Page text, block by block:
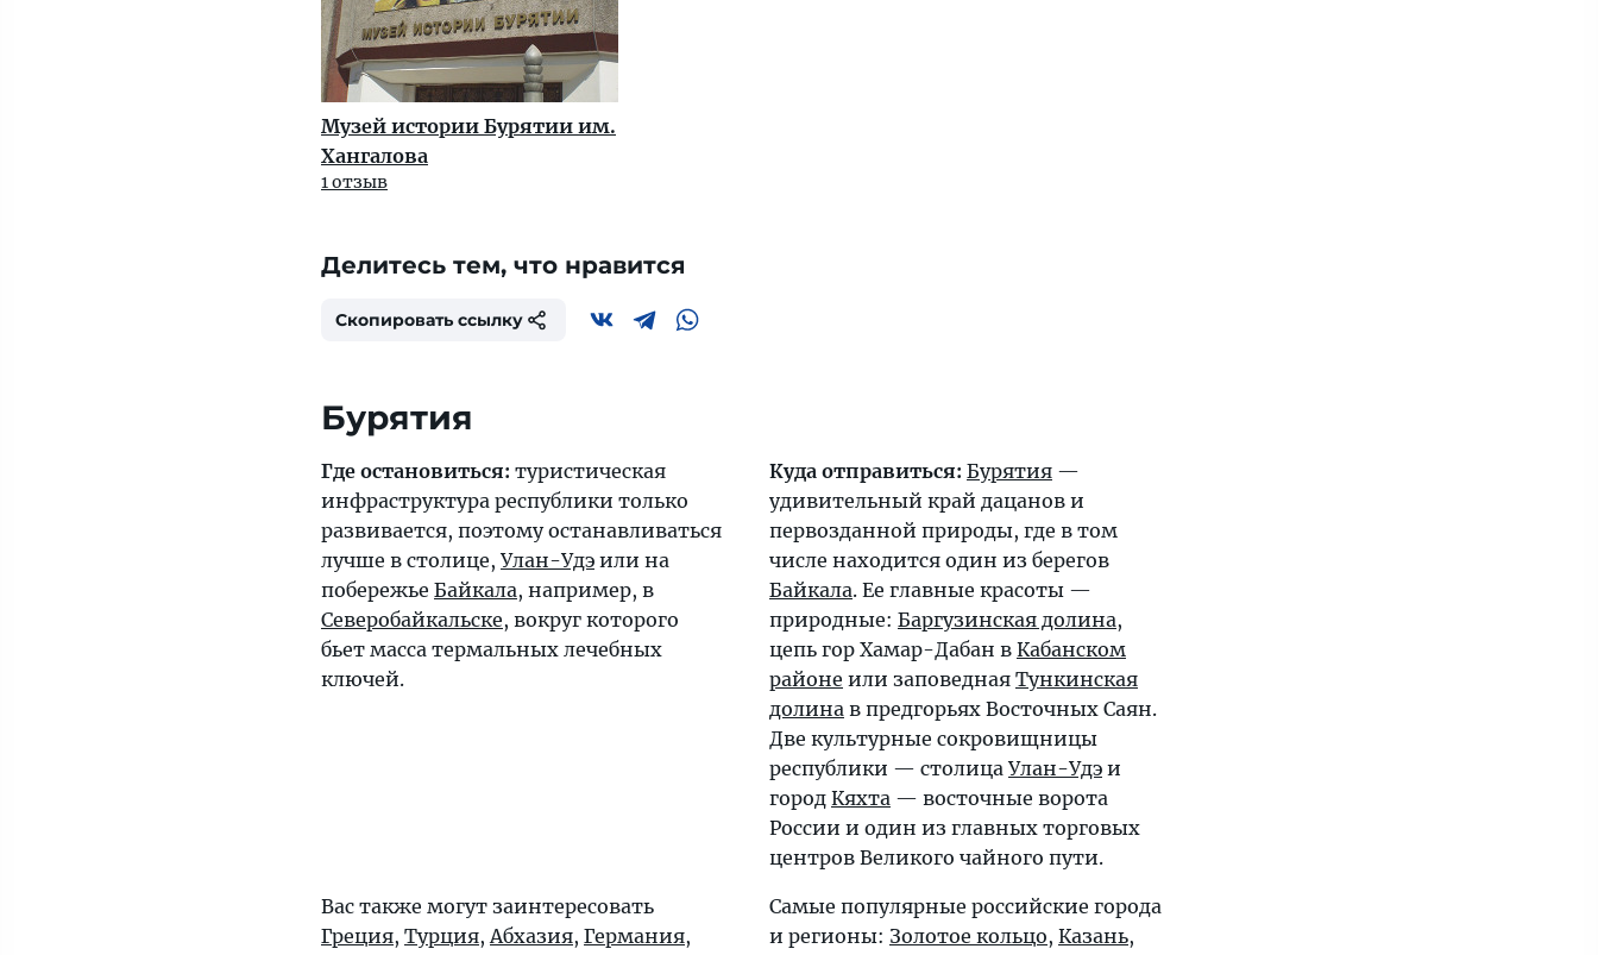
Музей истории Бурятии им.
Хангалова
1 отзыв
Делитесь тем, что нравится
Скопировать ссылку
Бурятия
Где остановиться: туристическая
инфраструктура республики только
развивается, поэтому останавливаться
лучше в столице, Улан-Удэ или на
побережье Байкала, например, в
Северобайкальске, вокруг которого
бьет масса термальных лечебных
ключей.
Куда отправиться: Бурятия —
удивительный край дацанов и
первозданной природы, где в том
числе находится один из берегов
Байкала. Ее главные красоты —
природные: Баргузинская долина,
цепь гор Хамар-Дабан в Кабанском
районе или заповедная Тункинская
долина в предгорьях Восточных Саян.
Две культурные сокровищницы
республики — столица Улан-Удэ и
город Кяхта — восточные ворота
России и один из главных торговых
центров Великого чайного пути.
Вас также могут заинтересовать
Греция, Турция, Абхазия, Германия,
Самые популярные российские города
и регионы: Золотое кольцо, Казань,